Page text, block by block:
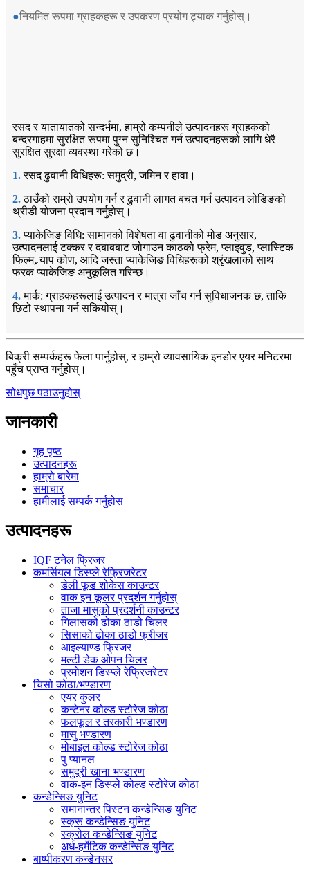
●नियमित रूपमा ग्राहकहरू र उपकरण प्रयोग ट्र्याक गर्नुहोस्।
रसद र यातायातको सन्दर्भमा, हाम्रो कम्पनीले उत्पादनहरू ग्राहकको
बन्दरगाहमा सुरक्षित रूपमा पुग्न सुनिश्चित गर्न उत्पादनहरूको लागि धेरै
सुरक्षित सुरक्षा व्यवस्था गरेको छ।
1. रसद ढुवानी विधिहरू: समुद्री, जमिन र हावा।
2. ठाउँको राम्रो उपयोग गर्न र ढुवानी लागत बचत गर्न उत्पादन लोडिङको
थ्रीडी योजना प्रदान गर्नुहोस्।
3. प्याकेजिङ विधि: सामानको विशेषता वा ढुवानीको मोड अनुसार,
उत्पादनलाई टक्कर र दबाबबाट जोगाउन काठको फ्रेम, प्लाइवुड, प्लास्टिक
फिल्म, र्‍याप कोण, आदि जस्ता प्याकेजिङ विधिहरूको श्रृंखलाको साथ
फरक प्याकेजिङ अनुकूलित गरिन्छ।
4. मार्क: ग्राहकहरूलाई उत्पादन र मात्रा जाँच गर्न सुविधाजनक छ, ताकि
छिटो स्थापना गर्न सकियोस्।
बिक्री सम्पर्कहरू फेला पार्नुहोस्, र हाम्रो व्यावसायिक इनडोर एयर मनिटरमा
पहुँच प्राप्त गर्नुहोस्।
सोधपुछ पठाउनुहोस्
जानकारी
गृह पृष्ठ
उत्पादनहरू
हाम्रो बारेमा
समाचार
हामीलाई सम्पर्क गर्नुहोस
उत्पादनहरू
IQF टनेल फ्रिजर
कमर्सियल डिस्प्ले रेफ्रिजरेटर
डेली फूड शोकेस काउन्टर
वाक इन कूलर प्रदर्शन गर्नुहोस्
ताजा मासुको प्रदर्शनी काउन्टर
गिलासको ढोका ठाडो चिलर
सिसाको ढोका ठाडो फ्रीजर
आइल्याण्ड फ्रिजर
मल्टी डेक ओपन चिलर
प्रमोशन डिस्प्ले रेफ्रिजरेटर
चिसो कोठा/भण्डारण
एयर कुलर
कन्टेनर कोल्ड स्टोरेज कोठा
फलफूल र तरकारी भण्डारण
मासु भण्डारण
मोबाइल कोल्ड स्टोरेज कोठा
पु प्यानल
समुद्री खाना भण्डारण
वाक-इन डिस्प्ले कोल्ड स्टोरेज कोठा
कन्डेन्सिङ युनिट
समानान्तर पिस्टन कन्डेन्सिङ युनिट
स्क्रू कन्डेन्सिङ युनिट
स्क्रोल कन्डेन्सिङ युनिट
अर्ध-हर्मेटिक कन्डेन्सिङ युनिट
बाष्पीकरण कन्डेनसर